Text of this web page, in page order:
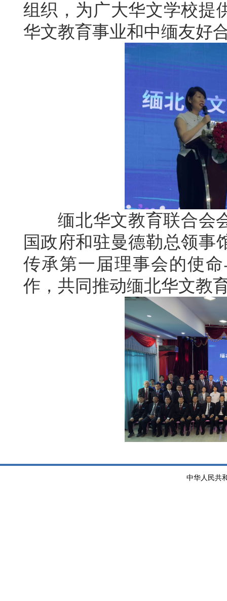
组织，为广大华文学校提
华文教育事业和中缅友好
缅北华文教育联合会会
国政府和驻曼德勒总领事
传承第一届理事会的使
作，共同推动缅北华文教
中华人民共